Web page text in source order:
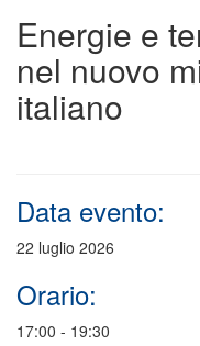
Energie e
nel nuovo
italiano
Data evento:
22 luglio 2026
Orario:
17:00 - 19:30